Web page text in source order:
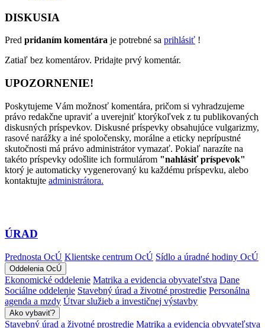
DISKUSIA
Pred pridaním komentára je potrebné sa prihlásiť !
Zatiaľ bez komentárov. Pridajte prvý komentár.
UPOZORNENIE!
Poskytujeme Vám možnosť komentára, pričom si vyhradzujeme
právo redakčne upraviť a uverejniť ktorýkoľvek z tu publikovaných
diskusných príspevkov. Diskusné príspevky obsahujúce vulgarizmy,
rasové narážky a iné spoločensky, morálne a eticky neprípustné
skutočnosti má právo administrátor vymazať. Pokiaľ narazíte na
takéto príspevky odošlite ich formulárom "nahlásiť príspevok"
ktorý je automaticky vygenerovaný ku každému príspevku, alebo
kontaktujte administrátora.
ÚRAD
Prednosta OcÚ Klientske centrum OcÚ Sídlo a úradné hodiny OcÚ
Oddelenia OcÚ
Ekonomické oddelenie Matrika a evidencia obyvateľstva Dane
Sociálne oddelenie Stavebný úrad a životné prostredie Personálna
agenda a mzdy Útvar služieb a investičnej výstavby
Ako vybaviť?
Stavebný úrad a životné prostredie Matrika a evidencia obyvateľstva